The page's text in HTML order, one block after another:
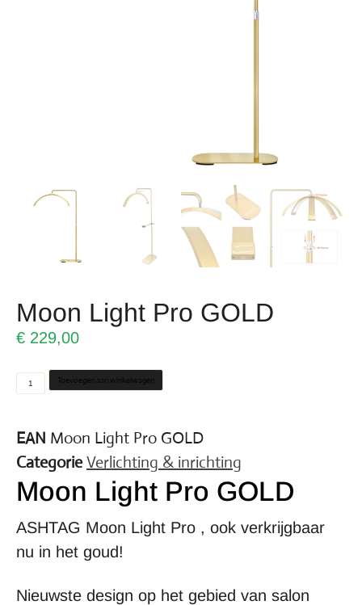
Moon Light Pro GOLD
€ 229,00
Toevoegen aan winkelwagen
EAN Moon Light Pro GOLD
Categorie Verlichting & inrichting
Moon Light Pro GOLD
ASHTAG Moon Light Pro , ook verkrijgbaar
nu in het goud!
Nieuwste design op het gebied van salon